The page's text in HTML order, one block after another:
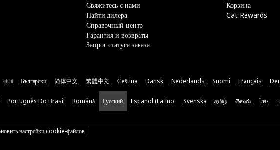
Свяжитесь с нами
Найти дилера
Справочный центр
Гарантия и возвраты
Запрос статуса заказа
Корзина
Cat Rewards
বাংলা Български 简体中文 繁體中文 Čeština Dansk Nederlands Suomi Français
Português Do Brasil Română Русский Español (Latino) Svenska தமிழ் తెలుగు ไทย
настройки cookie-файлов